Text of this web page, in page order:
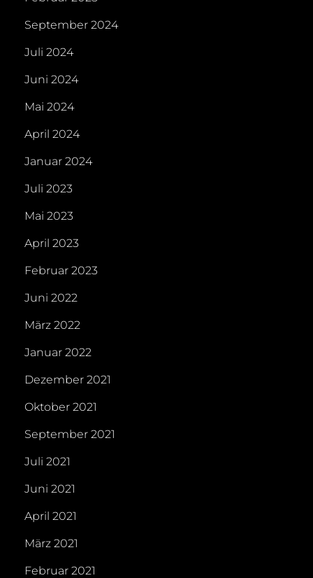
September 2024
Juli 2024
Juni 2024
Mai 2024
April 2024
Januar 2024
Juli 2023
Mai 2023
April 2023
Februar 2023
Juni 2022
März 2022
Januar 2022
Dezember 2021
Oktober 2021
September 2021
Juli 2021
Juni 2021
April 2021
März 2021
Februar 2021